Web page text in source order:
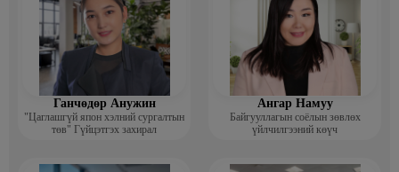
Ганчөдөр Анужин
"Цаглашгүй япон хэлний сургалтын
төв" Гүйцэтгэх захирал
Ангар Намуу
Байгууллагын соёлын зөвлөх
үйлчилгээний көүч